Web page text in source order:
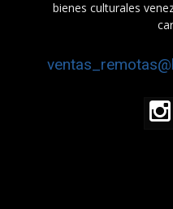
bienes culturales